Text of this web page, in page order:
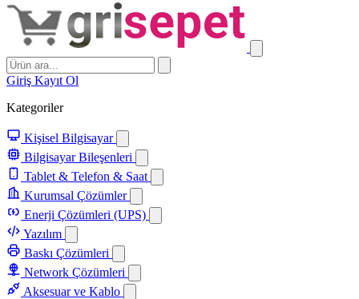
Giriş Kayıt Ol
Kategoriler
Kişisel Bilgisayar
Bilgisayar Bileşenleri
Tablet & Telefon & Saat
Kurumsal Çözümler
Enerji Çözümleri (UPS)
Yazılım
Baskı Çözümleri
Network Çözümleri
Aksesuar ve Kablo